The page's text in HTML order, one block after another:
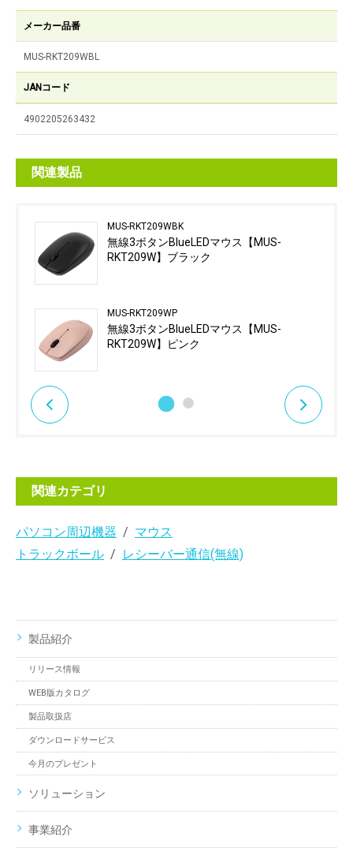
メーカー品番
MUS-RKT209WBL
JANコード
4902205263432
関連製品
MUS-RKT209WBK
無線3ボタンBlueLEDマウス【MUS-
RKT209W】ブラック
MUS-RKT209WP
無線3ボタンBlueLEDマウス【MUS-
RKT209W】ピンク
関連カテゴリ
パソコン周辺機器
マウス
トラックボール
レシーバー通信(無線)
製品紹介
リリース情報
WEB版カタログ
製品取扱店
ダウンロードサービス
今月のプレゼント
ソリューション
事業紹介